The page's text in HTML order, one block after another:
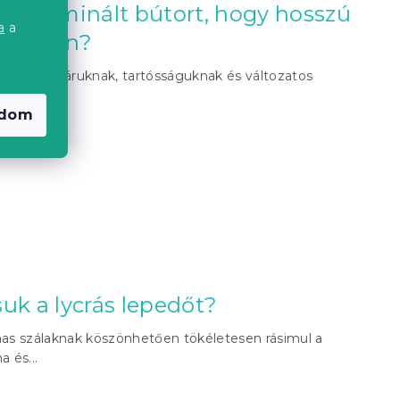
a
a laminált bútort, hogy hosszú
kedvező áruknak, tartósságuknak és változatos
a...
a lycrás lepedőt?
szálaknak köszönhetően tökéletesen rásimul a
és...